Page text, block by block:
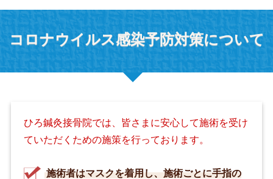
コロナウイルス感染予防対策について
ひろ鍼灸接骨院では、皆さまに安心して施術を受け
ていただくための施策を行っております。
施術者はマスクを着用し、施術ごとに手指の